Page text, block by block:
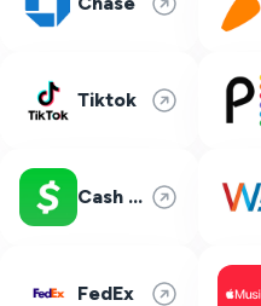
Tiktok
Cash App
FedEx